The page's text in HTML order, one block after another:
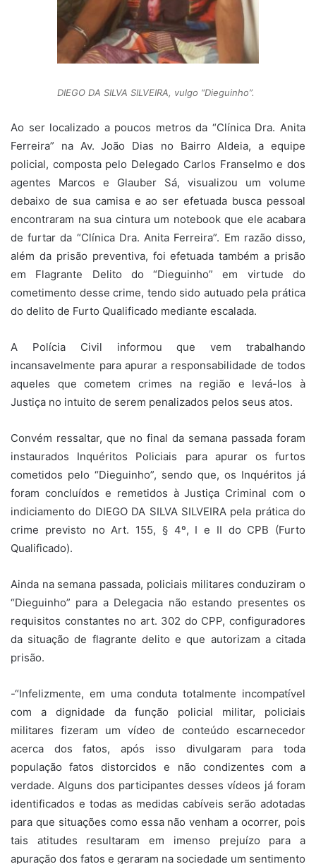
DIEGO DA SILVA SILVEIRA, vulgo “Dieguinho”.
Ao ser localizado a poucos metros da “Clínica Dra. Anita
Ferreira” na Av. João Dias no Bairro Aldeia, a equipe
policial, composta pelo Delegado Carlos Franselmo e dos
agentes Marcos e Glauber Sá, visualizou um volume
debaixo de sua camisa e ao ser efetuada busca pessoal
encontraram na sua cintura um notebook que ele acabara
de furtar da “Clínica Dra. Anita Ferreira”. Em razão disso,
além da prisão preventiva, foi efetuada também a prisão
em Flagrante Delito do “Dieguinho” em virtude do
cometimento desse crime, tendo sido autuado pela prática
do delito de Furto Qualificado mediante escalada.
A Polícia Civil informou que vem trabalhando
incansavelmente para apurar a responsabilidade de todos
aqueles que cometem crimes na região e levá-los à
Justiça no intuito de serem penalizados pelos seus atos.
Convém ressaltar, que no final da semana passada foram
instaurados Inquéritos Policiais para apurar os furtos
cometidos pelo “Dieguinho”, sendo que, os Inquéritos já
foram concluídos e remetidos à Justiça Criminal com o
indiciamento do DIEGO DA SILVA SILVEIRA pela prática do
crime previsto no Art. 155, § 4º, I e II do CPB (Furto
Qualificado).
Ainda na semana passada, policiais militares conduziram o
“Dieguinho” para a Delegacia não estando presentes os
requisitos constantes no art. 302 do CPP, configuradores
da situação de flagrante delito e que autorizam a citada
prisão.
-“Infelizmente, em uma conduta totalmente incompatível
com a dignidade da função policial militar, policiais
militares fizeram um vídeo de conteúdo escarnecedor
acerca dos fatos, após isso divulgaram para toda
população fatos distorcidos e não condizentes com a
verdade. Alguns dos participantes desses vídeos já foram
identificados e todas as medidas cabíveis serão adotadas
para que situações como essa não venham a ocorrer, pois
tais atitudes resultaram em imenso prejuízo para a
apuração dos fatos e geraram na sociedade um sentimento